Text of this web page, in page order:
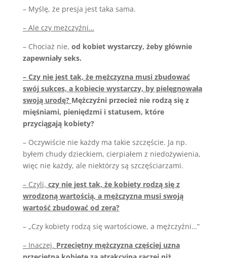
– Myślę, że presja jest taka sama.
– Ale czy mężczyźni…
– Chociaż nie, od kobiet wystarczy, żeby głównie
zapewniały seks.
– Czy nie jest tak, że mężczyzna musi zbudować
swój sukces, a kobiecie wystarczy, by pielęgnowała
swoją urodę? Mężczyźni przecież nie rodzą się z
mięśniami, pieniędzmi i statusem, które
przyciągają kobiety?
– Oczywiście nie każdy ma takie szczęście. Ja np.
byłem chudy dzieckiem, cierpiałem z niedożywienia,
więc nie każdy, ale niektórzy są szczęściarzami.
– Czyli, czy nie jest tak, że kobiety rodzą się z
wrodzoną wartością, a mężczyzna musi swoją
wartość zbudować od zera?
– „Czy kobiety rodzą się wartościowe, a mężczyźni…”
– Inaczej. Przeciętny mężczyzna częściej uzna